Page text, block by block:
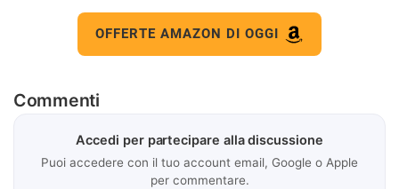
OFFERTE AMAZON DI OGGI
Commenti
Accedi per partecipare alla discussione
Puoi accedere con il tuo account email, Google o Apple
per commentare.